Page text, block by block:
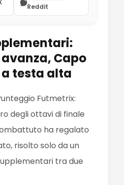
Reddit
Capo
testa alta
Futmetrix:
degli ottavi di finale
ha regalato
risolto solo da un
tra due